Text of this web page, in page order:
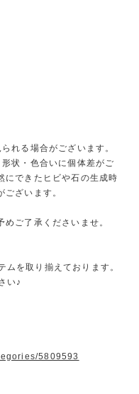
れる場合がございます。
状・色合いに個体差がご
にできたヒビや石の生成時
ざいます。
ご了承くださいませ。
を取り揃えております。
い♪
5809593